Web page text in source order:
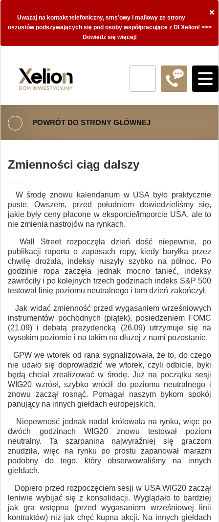
×
Uważaj na kontakt telefoniczny, sms’owy i mailowy ze strony
oszustów podszywających się pod osoby współpracujące z DI Xelion! >>>
Dowiedz się więcej!
POWRÓT DO STRONY GŁÓWNEJ
Zmienności ciąg dalszy
W środę znowu kalendarium w USA było praktycznie
puste. Owszem, przed południem dowiedzieliśmy się,
jakie były ceny płacone w eksporcie/imporcie USA, ale to
nie zmienia nastrojów na rynkach.
Wall Street rozpoczęła dzień dość niepewnie, po
publikacji raportu o zapasach ropy, kiedy baryłka przez
chwilę drożała, indeksy ruszyły szybko na północ. Po
godzinie ropa zaczęła jednak mocno tanieć, indeksy
zawróciły i po kolejnych trzech godzinach indeks S&P 500
testował linię poziomu neutralnego i tam dzień zakończył.
Jak widać zmienność przed wygasaniem wrześniowych
instrumentów pochodnych (piątek), posiedzeniem FOMC
(21.09) i debatą prezydencką (26.09) utrzymuje się na
wysokim poziomie i na takim na dłużej z nami pozostanie.
GPW we wtorek od rana sygnalizowała, że to, do czego
nie udało się doprowadzić we wtorek, czyli odbicie, byki
będą chciał zrealizować w środę. Już na początku sesji
WIG20 wzrósł, szybko wrócił do poziomu neutralnego i
znowu zaczął rosnąć. Pomagał naszym bykom spokój
panujący na innych giełdach europejskich.
Niepewność jednak nadal królowała na rynku, więc po
dwóch godzinach WIG20 znowu testował poziom
neutralny. Ta szarpanina najwyraźniej się graczom
znudziła, więc na rynku po prostu zapanował marazm
podobny do tego, który obserwowaliśmy na innych
giełdach.
Dopiero przed rozpoczęciem sesji w USA WIG20 zaczął
leniwie wybijać się z konsolidacji. Wyglądało to bardziej
jak gra wstępna (przed wygasaniem wrześniowej linii
kontraktów) niż jak chęć kupna akcji. Na innych giełdach